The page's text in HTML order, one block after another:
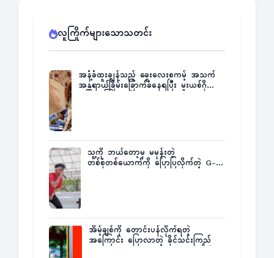
လူကြိုက်များသောသတင်း
အနံ့ခံထူးချွန်သည့် ခွေးလေးစကမ့် အသက်
အန္တရာယ်ခြိမ်းခြောက်ခံနေရပြီး မူးယစ်ဂိုဏ်း
သူ့ကို ဘယ်တော့မှ မမုန်းတဲ့
တစ်စုံတစ်ယောက်ကို ပြောပြလိုက်တဲ့ G-
အိမ့်ချစ်ကို တောင်းပန်လိုက်ရတဲ့
အကြောင်း ပြောလာတဲ့ ခိုင်သင်းကြည်